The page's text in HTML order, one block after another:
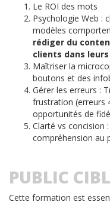
Le ROI des mots
Psychologie Web :
modèles
rédiger du
clients dans
Maîtriser la
boutons et des
Gérer les erreurs :
frustration (erreurs
opportunités de
Clarté vs concision
compréhension au
PUBLIC
Cette formation est